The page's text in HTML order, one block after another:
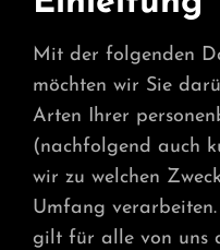
Mit der folgenden
möchten wir Sie
Arten Ihrer
(nachfolgend auch
wir zu welchen
Umfang
gilt für alle von uns